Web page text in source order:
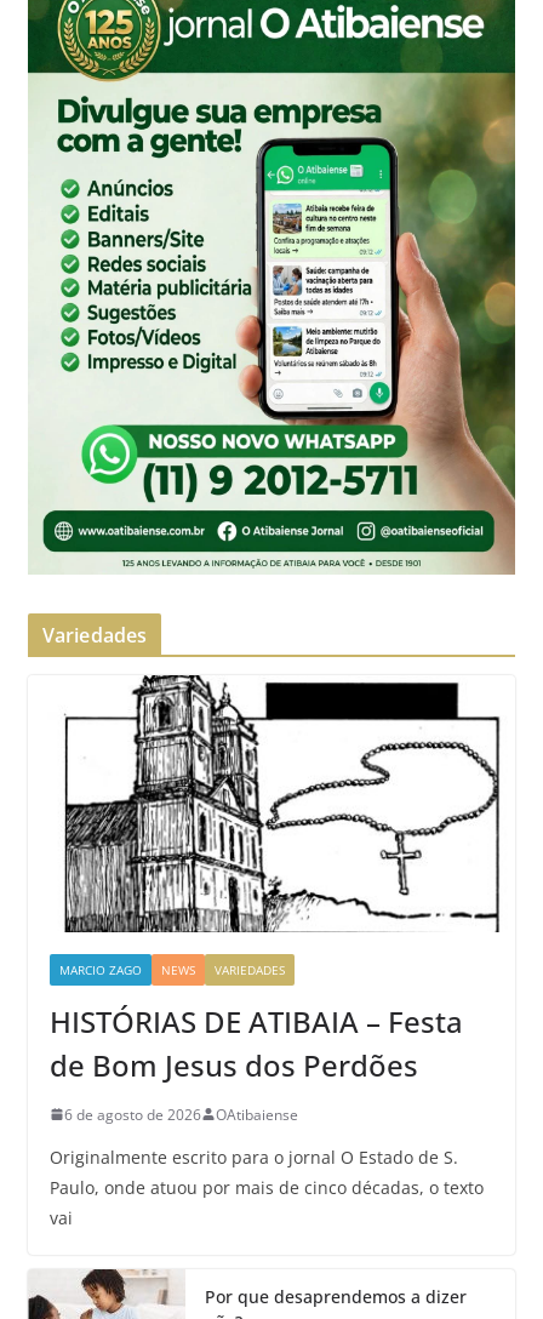
Variedades
MARCIO ZAGO NEWS VARIEDADES
HISTÓRIAS DE ATIBAIA – Festa
de Bom Jesus dos Perdões
6 de agosto de 2026 OAtibaiense
Originalmente escrito para o jornal O Estado de S.
Paulo, onde atuou por mais de cinco décadas, o texto
vai
Por que desaprendemos a dizer